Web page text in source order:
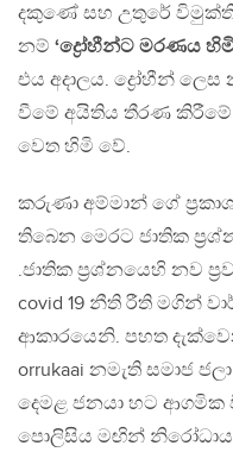
දකුණේ සහ උතුරේ
නම් ‘ද්‍රෝහීන්ට මරණය
එය අදාලය. ද්‍රෝහීන්
වීමේ අයිතිය තීරණ කිරීමේ
වෙත හිමි වේ.
කරුණා අම්මාන් ගේ
තිබෙන මෙරට ජාතික
.ජාතික ප්‍රශ්නයෙහි නව
covid 19 නීති රීති මගින්
ආකාරයෙනි. පහත
orrukaai නමැති සමාජ
දෙමළ ජනයා හට ආගමික
පොලිසිය මඟින්